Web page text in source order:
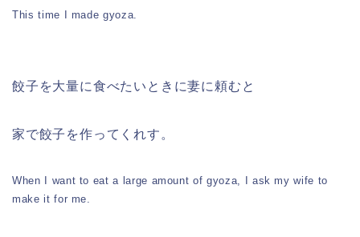
This time I made gyoza.
餃子を大量に食べたいときに妻に頼むと
家で餃子を作ってくれす。
When I want to eat a large amount of gyoza, I ask my wife to
make it for me.